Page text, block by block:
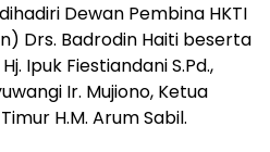
Dewan Pembina HKTI
Drs. Badrodin Haiti beserta
Ipuk Fiestiandani S.Pd.,
Ir. Mujiono, Ketua
H.M. Arum Sabil.